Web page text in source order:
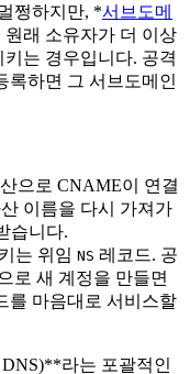
쩡하지만, *서브도메
래 소유자가 더 이상
는 경우입니다. 공격
록하면 그 서브도메인
으로 CNAME이 연결
이름을 다시 가져가
습니다.
는 위임 NS 레코드. 공
로 새 계정을 만들면
를 마음대로 서비스할
라는 포괄적인